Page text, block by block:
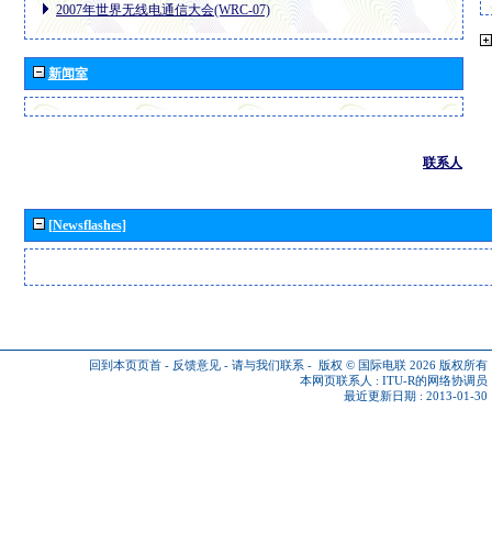
2007年世界无线电通信大会(WRC-07)
新闻室
联系人
[Newsflashes]
回到本页页首 - 反馈意见 - 请与我们联系 - 版权 © 国际电联 2026 版权所有
本网页联系人 : ITU-R的网络协调员
最近更新日期 : 2013-01-30